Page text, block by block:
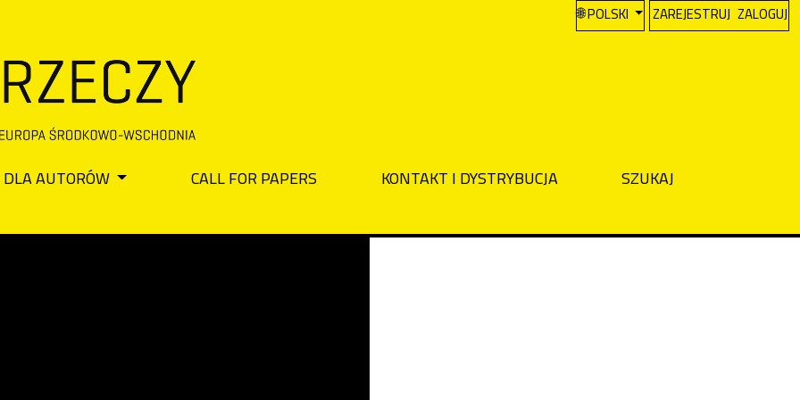
CHANGE THE LANGUAGE. THE
POLSKI ZAREJESTRUJ ZALOGUJ
DLA AUTORÓW CALL FOR PAPERS KONTAKT I DYSTRYBUCJA
SZUKAJ